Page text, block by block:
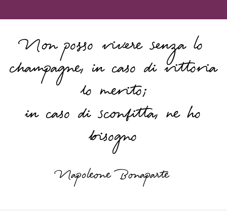
Non posso vivere senza lo
champagne, in caso di vittoria
lo merito;
in caso di sconfitta, ne ho
bisogno
Napoleone Bonaparte